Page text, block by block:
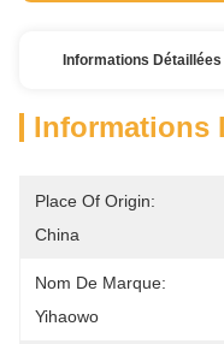
Informations Détaillées
Informations
Place Of Origin:
China
Nom De Marque:
Yihaowo